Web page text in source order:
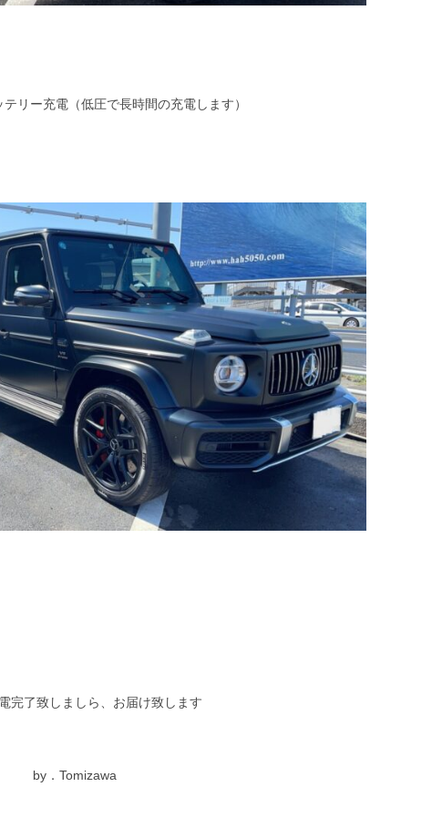
リー充電（低圧で長時間の充電します）
完了致しましら、お届け致します
by．Tomizawa